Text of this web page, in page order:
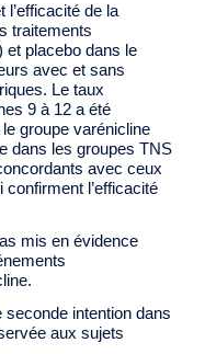
l’efficacité de la
traitements
et placebo dans le
avec et sans
Le taux
9 à 12 a été
groupe varénicline
dans les groupes TNS
avec ceux
confirment l’efficacité
mis en évidence
intention dans
aux sujets